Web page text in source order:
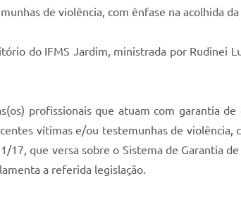
de violência, com ênfase na acolhida
do IFMS Jardim, ministrada por
profissionais que atuam com garantia
vítimas e/ou testemunhas de violência,
17, que versa sobre o Sistema de Garantia
a referida legislação.